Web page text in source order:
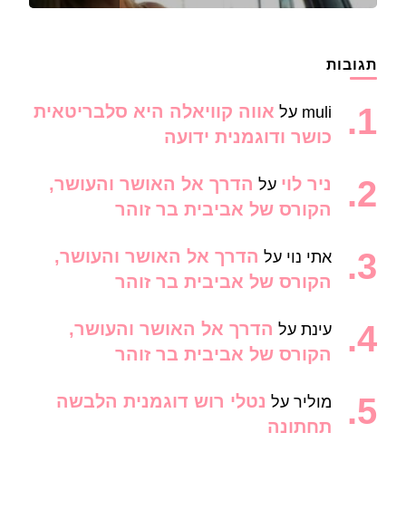
תגובות
muli על אווה קוויאלה היא סלבריטאית
כושר ודוגמנית ידועה
ניר לוי על הדרך אל האושר והעושר,
הקורס של אביבית בר זוהר
אתי נוי על הדרך אל האושר והעושר,
הקורס של אביבית בר זוהר
עינת על הדרך אל האושר והעושר,
הקורס של אביבית בר זוהר
מוליר על נטלי רוש דוגמנית הלבשה
תחתונה